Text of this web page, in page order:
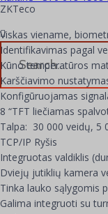
ZKTeco
Viskas viename,
Identifikavimas pagal
Kūno temperatūros
Karščiavimo
Konfigūruojamas
8 “TFT liečiamas
Talpa: 30 000 veidų, 5
TCP/IP Ryšis
Integruotas valdiklis
Dviejų jutiklių kamera
Tinka lauko sąlygomis
Galima integruoti su